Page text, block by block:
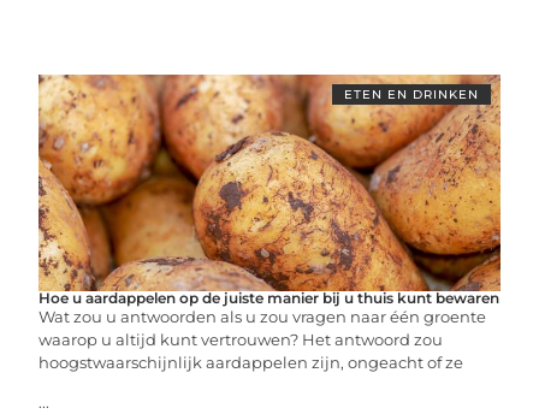
ETEN EN DRINKEN
Hoe u aardappelen op de juiste manier bij u thuis kunt bewaren
Wat zou u antwoorden als u zou vragen naar één groente
waarop u altijd kunt vertrouwen? Het antwoord zou
hoogstwaarschijnlijk aardappelen zijn, ongeacht of ze
...